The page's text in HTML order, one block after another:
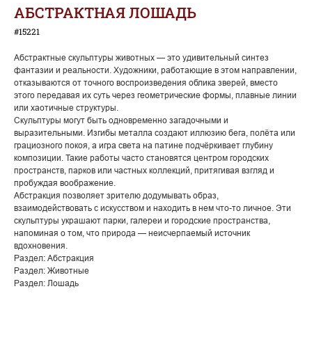
АБСТРАКТНАЯ ЛОШАДЬ
#15221
Абстрактные скульптуры животных — это удивительный синтез
фантазии и реальности. Художники, работающие в этом направлении,
отказываются от точного воспроизведения облика зверей, вместо
этого передавая их суть через геометрические формы, плавные линии
или хаотичные структуры.
Скульптуры могут быть одновременно загадочными и
выразительными. Изгибы металла создают иллюзию бега, полёта или
грациозного покоя, а игра света на патине подчёркивает глубину
композиции. Такие работы часто становятся центром городских
пространств, парков или частных коллекций, притягивая взгляд и
пробуждая воображение.
Абстракция позволяет зрителю додумывать образ,
взаимодействовать с искусством и находить в нем что-то личное. Эти
скульптуры украшают парки, галереи и городские пространства,
напоминая о том, что природа — неисчерпаемый источник
вдохновения.
Раздел: Абстракция
Раздел: Животные
Раздел: Лошадь